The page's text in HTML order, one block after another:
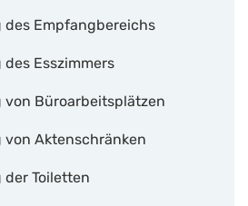
des Empfangbereichs
des Esszimmers
von Büroarbeitsplätzen
von Aktenschränken
der Toiletten